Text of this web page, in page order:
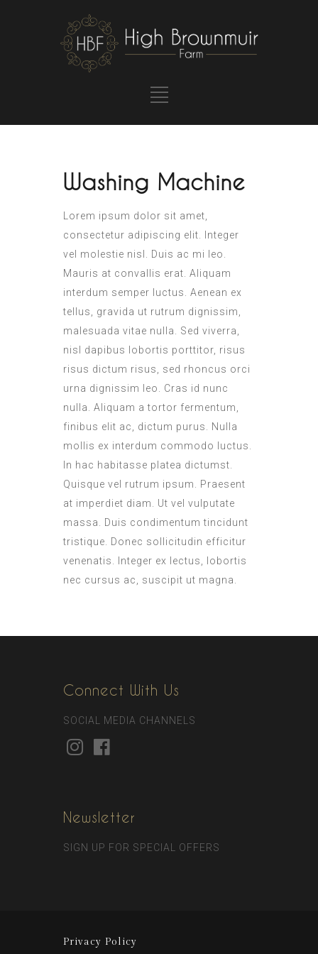
Washing Machine
Lorem ipsum dolor sit amet,
consectetur adipiscing elit. Integer
vel molestie nisl. Duis ac mi leo.
Mauris at convallis erat. Aliquam
interdum semper luctus. Aenean ex
tellus, gravida ut rutrum dignissim,
malesuada vitae nulla. Sed viverra,
nisl dapibus lobortis porttitor, risus
risus dictum risus, sed rhoncus orci
urna dignissim leo. Cras id nunc
nulla. Aliquam a tortor fermentum,
finibus elit ac, dictum purus. Nulla
mollis ex interdum commodo luctus.
In hac habitasse platea dictumst.
Quisque vel rutrum ipsum. Praesent
at imperdiet diam. Ut vel vulputate
massa. Duis condimentum tincidunt
tristique. Donec sollicitudin efficitur
venenatis. Integer ex lectus, lobortis
nec cursus ac, suscipit ut magna.
Connect With Us
SOCIAL MEDIA CHANNELS
Newsletter
SIGN UP FOR SPECIAL OFFERS
Privacy Policy